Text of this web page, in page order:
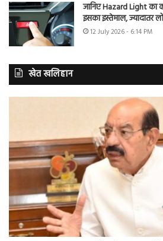
जानिए Hazard Light
इसका इस्तेमाल, ज्यादातर
12 July 2026 - 6:14 PM
खेत खलिहान